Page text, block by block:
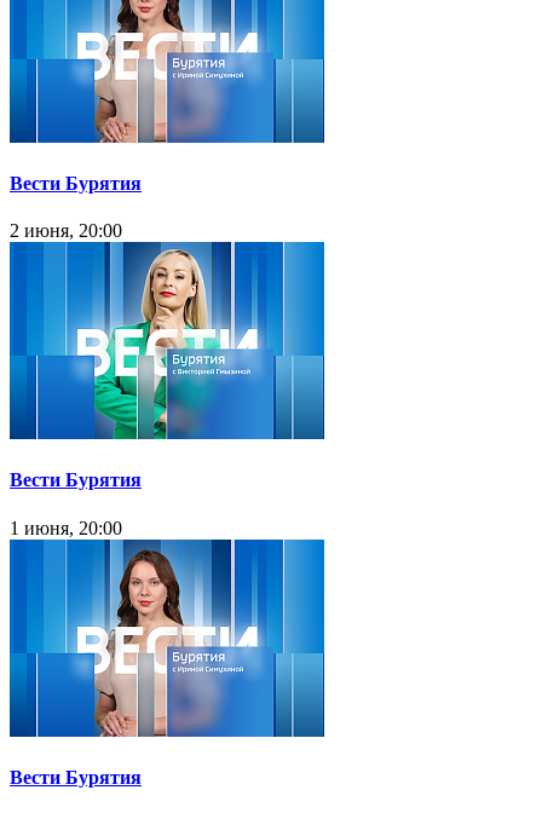
Вести Бурятия
2 июня, 20:00
Вести Бурятия
1 июня, 20:00
Вести Бурятия